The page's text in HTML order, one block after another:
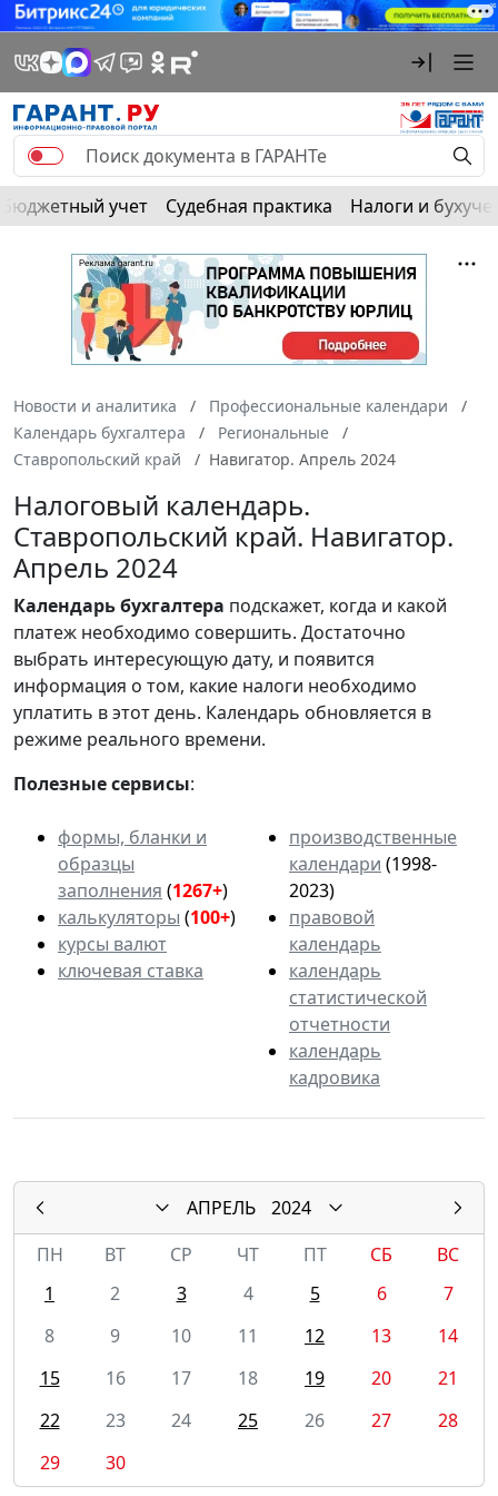
Бюджетный учет Судебная практика Налоги и
Новости и аналитика
Профессиональные календари
Календарь бухгалтера
Региональные
Ставропольский край
Навигатор. Апрель 2024
Налоговый календарь.
Ставропольский край. Навигатор.
Апрель 2024
Календарьбухгалтера подскажет, когда и какой
платеж необходимо совершить. Достаточно
выбрать интересующую дату, и появится
информация о том, какие налоги необходимо
уплатить в этот день. Календарь обновляется в
режиме реального времени.
Полезные сервисы:
формы, бланки и
образцы
заполнения (1267+)
калькуляторы (100+)
курсы валют
ключевая ставка
производственные
календари (1998-
2023)
правовой
календарь
календарь
статистической
отчетности
календарь
кадровика
АПРЕЛЬ
2024
ПН
ВТ СР ЧТ ПТ СБ
ВС
1
2 3 4 5 6
7
8
9 10 11 12 13
14
15
16 17 18 19 20
21
22
23 24 25 26 27
28
29
30